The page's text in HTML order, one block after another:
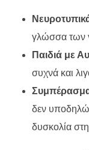
γλώσσα των
Παιδιά με
συχνά και
δεν
δυσκολία